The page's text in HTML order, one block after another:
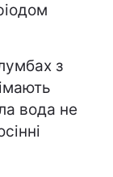
з
вода не